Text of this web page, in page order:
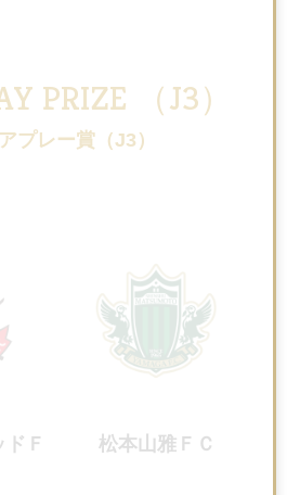
PRIZE （J3）
プレー賞（J3）
Ｆ
松本山雅ＦＣ